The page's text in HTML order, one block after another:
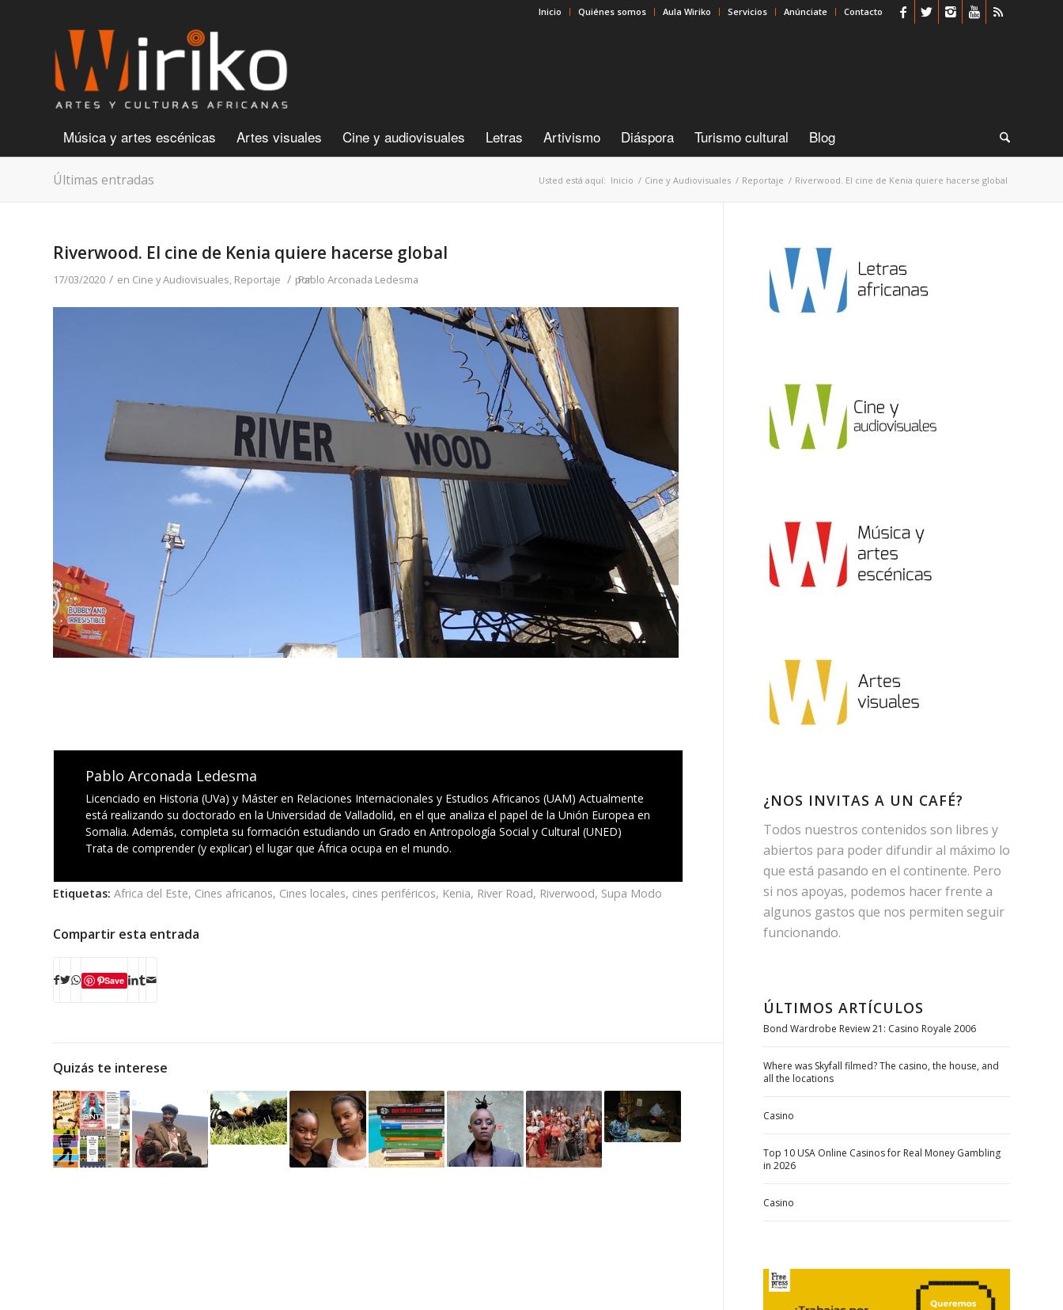
Inicio Quiénes somos Aula Wiriko Servicios Anúnciate Contacto
Música y artes escénicas Artes visuales Cine y audiovisuales Letras Artivismo Diáspora Turismo cultural Blog
Últimas entradas Usted está aquí: Inicio / Cine y Audiovisuales / Reportaje / Riverwood. El cine de Kenia quiere hacerse global
Riverwood. El cine de Kenia quiere hacerse global
17/03/2020 / en Cine y Audiovisuales, Reportaje / por
Pablo Arconada Ledesma
Pablo Arconada Ledesma
Licenciado en Historia (UVa) y Máster en Relaciones Internacionales y Estudios Africanos (UAM) Actualmente
está realizando su doctorado en la Universidad de Valladolid, en el que analiza el papel de la Unión Europea en
Somalia. Además, completa su formación estudiando un Grado en Antropología Social y Cultural (UNED)
Trata de comprender (y explicar) el lugar que África ocupa en el mundo.
Etiquetas: Africa del Este, Cines africanos, Cines locales, cines periféricos, Kenia, River Road, Riverwood, Supa Modo
Compartir esta entrada
Save
Quizás te interese
¿NOS INVITAS A UN CAFÉ?
Todos nuestros contenidos son libres y
abiertos para poder difundir al máximo lo
que está pasando en el continente. Pero
si nos apoyas, podemos hacer frente a
algunos gastos que nos permiten seguir
funcionando.
ÚLTIMOS ARTÍCULOS
Bond Wardrobe Review 21: Casino Royale 2006
Where was Skyfall filmed? The casino, the house, and
all the locations
Casino
Top 10 USA Online Casinos for Real Money Gambling
in 2026
Casino